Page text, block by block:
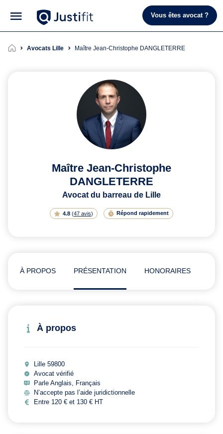
Vous êtes avocat ?
Avocats Lille Maître Jean-Christophe DANGLETERRE
Maître Jean-Christophe
DANGLETERRE
Avocat du barreau de Lille
4.8 (47 avis) Répond rapidement
À PROPOS PRÉSENTATION HONORAIRES
À propos
Lille 59800
Avocat vérifié
Parle Anglais, Français
N’accepte pas l’aide juridictionnelle
Entre 120 € et 130 € HT